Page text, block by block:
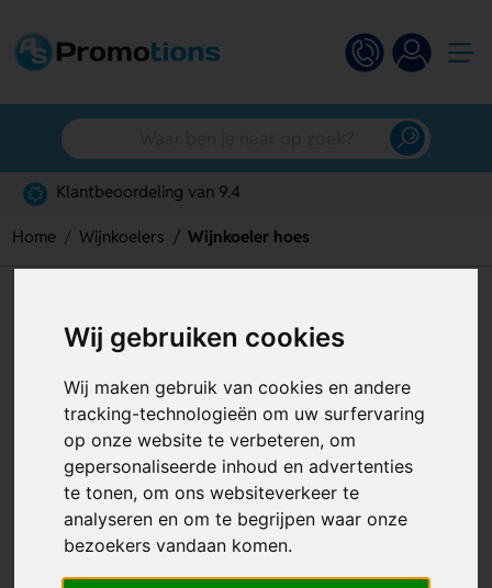
Wij gebruiken cookies
Wij maken gebruik van cookies en andere
tracking-technologieën om uw surfervaring
op onze website te verbeteren, om
gepersonaliseerde inhoud en advertenties
te tonen, om ons websiteverkeer te
analyseren en om te begrijpen waar onze
bezoekers vandaan komen.
Gratis digitaal ontwerp
Home Wijnkoelers Wijnkoeler hoes
Artikelnummer:129088